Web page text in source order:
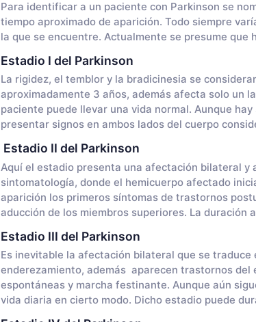
Para identificar a un paciente con Parkinson se
tiempo aproximado de aparición. Todo siempre
la que se encuentre. Actualmente se presume
Estadio I del Parkinson
La rigidez, el temblor y la bradicinesia se
aproximadamente 3 años, además afecta solo un
paciente puede llevar una vida normal. Aunque
presentar signos en ambos lados del cuerpo
Estadio II del Parkinson
Aquí el estadio presenta una afectación bilateral y
sintomatología, donde el hemicuerpo afectado
aparición los primeros síntomas de trastornos
aducción de los miembros superiores. La duración
Estadio III del Parkinson
Es inevitable la afectación bilateral que se
enderezamiento, además aparecen trastornos del
espontáneas y marcha festinante. Aunque aún
vida diaria en cierto modo. Dicho estadio puede